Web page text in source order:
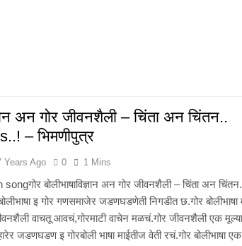
अन गोर जीवनशैली – चिंता अन चिंतन..
– भिमणीपुत्र
Years Ago 0 1 Mins
songगोर बोलीभाषाविज्ञान अन गोर जीवनशैली – चिंता अन
इ गोर गणसमाजेर जडणघडणेती निगडीत छ.गोर बोलीभाषा
वाचतू आवचं,गोरमाटी वाचेन मळचं.गोर जीवनशैली एक
जडणघडण इ गोरबोली भाषा माईतीज वेती रचं.गोर बोलीभाषा एक